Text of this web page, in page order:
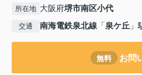
所在地 大阪府堺市南区小代
交通 南海電鉄泉北線 「泉ケ丘 」
無料 お問